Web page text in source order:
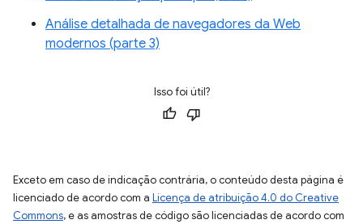
Análise detalhada de navegadores da Web
modernos (parte 3)
Isso foi útil?
Exceto em caso de indicação contrária, o conteúdo desta página é
licenciado de acordo com a Licença de atribuição 4.0 do Creative
Commons, e as amostras de código são licenciadas de acordo com